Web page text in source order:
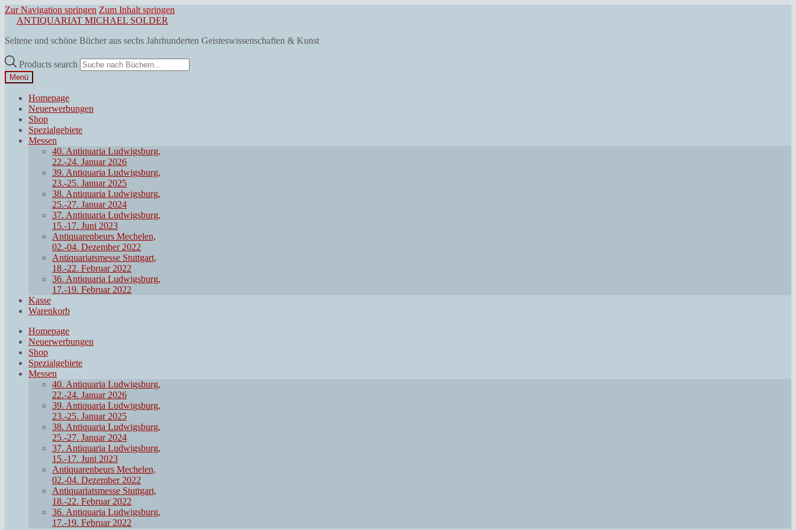
Zur Navigation springen Zum Inhalt springen
ANTIQUARIAT MICHAEL SOLDER
Seltene und schöne Bücher aus sechs Jahrhunderten Geisteswissenschaften & Kunst
Products search
Menü
Homepage
Neuerwerbungen
Shop
Spezialgebiete
Messen
40. Antiquaria Ludwigsburg,
22.-24. Januar 2026
39. Antiquaria Ludwigsburg,
23.-25. Januar 2025
38. Antiquaria Ludwigsburg,
25.-27. Januar 2024
37. Antiquaria Ludwigsburg,
15.-17. Juni 2023
Antiquarenbeurs Mechelen,
02.-04. Dezember 2022
Antiquariatsmesse Stuttgart,
18.-22. Februar 2022
36. Antiquaria Ludwigsburg,
17.-19. Februar 2022
Kasse
Warenkorb
Homepage
Neuerwerbungen
Shop
Spezialgebiete
Messen
40. Antiquaria Ludwigsburg,
22.-24. Januar 2026
39. Antiquaria Ludwigsburg,
23.-25. Januar 2025
38. Antiquaria Ludwigsburg,
25.-27. Januar 2024
37. Antiquaria Ludwigsburg,
15.-17. Juni 2023
Antiquarenbeurs Mechelen,
02.-04. Dezember 2022
Antiquariatsmesse Stuttgart,
18.-22. Februar 2022
36. Antiquaria Ludwigsburg,
17.-19. Februar 2022